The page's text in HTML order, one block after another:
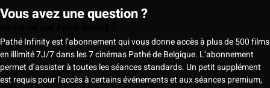
Vous avez une question ?
Pathé Infinity est l’abonnement qui vous donne accès à plus de 500 films
en illimité 7J/7 dans les 7 cinémas Pathé de Belgique. L’abonnement
permet d’assister à toutes les séances standards. Un petit supplément
est requis pour l’accès à certains événements et aux séances premium,